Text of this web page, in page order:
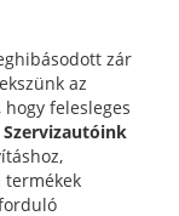
zár
az
felesleges
Szervizautóink
termékek